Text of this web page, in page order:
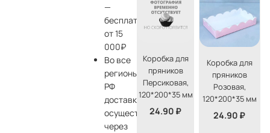
—
бесплатно
от 15
000₽
Во все
регионы
РФ
доставка
осуществляется
через
Коробка для
пряников
Персиковая,
120*200*35 мм
24.90 ₽
Коробка для
пряников
Розовая,
120*200*35 мм
24.90 ₽